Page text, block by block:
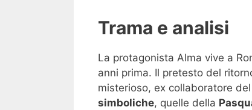
Trama e analisi
La protagonista Alma vive a
anni prima. Il pretesto del
misterioso, ex collaboratore
simboliche, quelle della